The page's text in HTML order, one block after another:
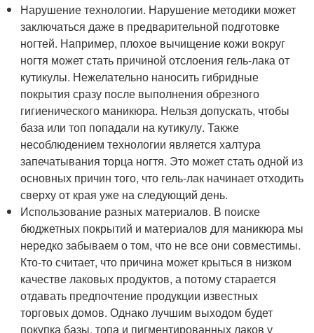
Нарушение технологии. Нарушение методики может
заключаться даже в предварительной подготовке
ногтей. Например, плохое вычищение кожи вокруг
ногтя может стать причиной отслоения гель-лака от
кутикулы. Нежелательно наносить гибридные
покрытия сразу после выполнения обрезного
гигиенического маникюра. Нельзя допускать, чтобы
база или топ попадали на кутикулу. Также
несоблюдением технологии является халтура
запечатывания торца ногтя. Это может стать одной из
основных причин того, что гель-лак начинает отходить
сверху от края уже на следующий день.
Использование разных материалов. В поиске
бюджетных покрытий и материалов для маникюра мы
нередко забываем о том, что не все они совместимы.
Кто-то считает, что причина может крыться в низком
качестве лаковых продуктов, а потому старается
отдавать предпочтение продукции известных
торговых домов. Однако лучшим выходом будет
покупка базы, топа и пигментированных лаков у